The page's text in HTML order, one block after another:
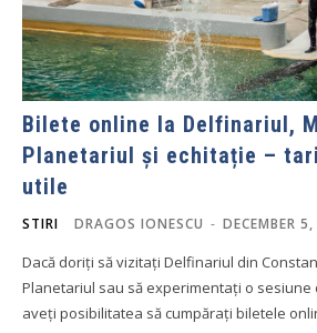
Bilete online la Delfinariul,
Planetariul și echitație –
utile
STIRI DRAGOS IONESCU - DECEMBER
Dacă doriți să vizitați Delfinariul din
Planetariul sau să experimentați o sesiune
aveți posibilitatea să cumpărați biletele